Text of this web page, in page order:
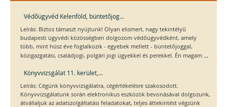
Védőügyvéd Kelenföld, büntetőjog...
Leírás: Biztos támaszt nyújtunk! Olyan elismert, nagy tekintélyű
budapesti ügyvédi közösségben dolgozom védőügyvédként, amely
több, mint húsz éve foglalkozik - egyebek mellett - büntetőjoggal,
közigazgatási, családjogi, polgári jogi ügyekkel és perekkel. Én magam ...
Könyvvizsgálat 11. kerület,...
Leírás: Cégünk könyvvizsgálatra, cégértékelésre szakosodott.
Könyvvizsgálatunk során elektronikus eszközök bevonásával dolgozunk,
átvállaljuk az adatszolgáltatási feladatokat, teljes áttekintést végzünk